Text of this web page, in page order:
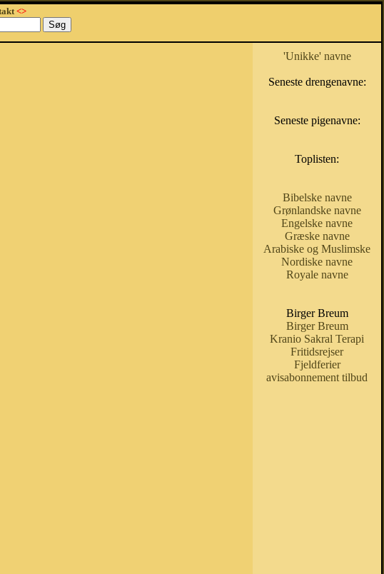
<>
'Unikke' navne
Seneste drengenavne:
Seneste pigenavne:
Toplisten:
Bibelske navne
Grønlandske navne
Engelske navne
Græske navne
Arabiske og Muslimske
Nordiske navne
Royale navne
Birger Breum
Birger Breum
Kranio Sakral Terapi
Fritidsrejser
Fjeldferier
avisabonnement tilbud